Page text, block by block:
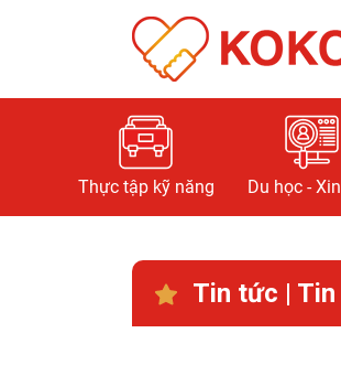
Thực tập kỹ năng Du học -
Tin tức |